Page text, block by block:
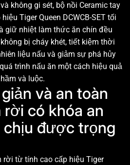
không gi sét, bộ nồi Ceramic tay
Tiger Queen DCWCB-SET tối
giữ nhiệt làm thức ăn chín đều
bị cháy khét, tiết kiệm thời
liệu nấu và giảm sự phá hủy
trình nấu ăn một cách hiệu quả
và luộc.
và an toàn
có khóa an
chịu được trọng
rời từ tính cao cấp hiệu Tiger